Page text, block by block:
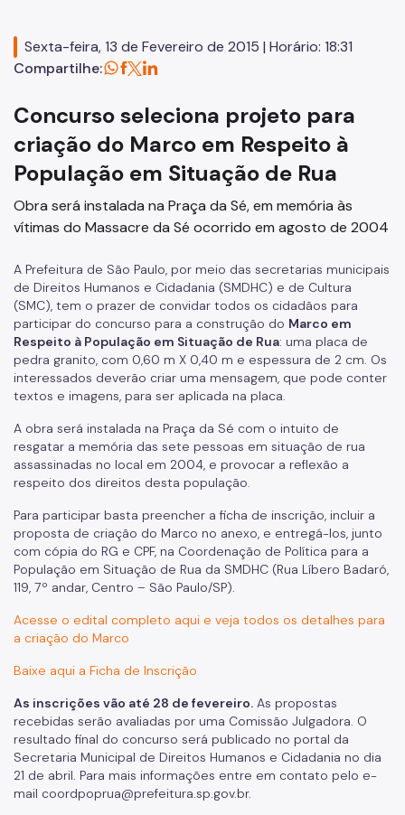
Egressos e Familiares
Imigrantes e Trabalho Decente
Juventude
LGBTI+
Mulheres
Pessoa Idosa
Pessoas Desaparecidas
Políticas sobre Drogas
População em Situação de Rua
Povos Indígenas
Promoção e Defesa dos Direitos Humanos
Parcerias
Fundos Vinculados
Fundo Municipal de Combate à Fome - FUMCAF
Fundo Municipal do Idoso - FMID
Fundo Municipal dos Direitos da Criança e do Adolescente
- FUMCAD
Imprensa
Assessoria de Imprensa
Sexta-feira, 13 de Fevereiro de 2015 | Horário: 18:31
Compartilhe:
Concurso seleciona projeto para
criação do Marco em Respeito à
População em Situação de Rua
Obra será instalada na Praça da Sé, em memória às
vítimas do Massacre da Sé ocorrido em agosto de 2004
A Prefeitura de São Paulo, por meio das secretarias municipais
de Direitos Humanos e Cidadania (SMDHC) e de Cultura
(SMC), tem o prazer de convidar todos os cidadãos para
participar do concurso para a construção do Marco em
Respeito à População em Situação de Rua: uma placa de
pedra granito, com 0,60 m X 0,40 m e espessura de 2 cm. Os
interessados deverão criar uma mensagem, que pode conter
textos e imagens, para ser aplicada na placa.
A obra será instalada na Praça da Sé com o intuito de
resgatar a memória das sete pessoas em situação de rua
assassinadas no local em 2004, e provocar a reflexão a
respeito dos direitos desta população.
Para participar basta preencher a ficha de inscrição, incluir a
proposta de criação do Marco no anexo, e entregá-los, junto
com cópia do RG e CPF, na Coordenação de Política para a
População em Situação de Rua da SMDHC (Rua Líbero Badaró,
119, 7º andar, Centro – São Paulo/SP).
Acesse o edital completo aqui e veja todos os detalhes para
a criação do Marco
Baixe aqui a Ficha de Inscrição
As inscrições vão até 28 de fevereiro. As propostas
recebidas serão avaliadas por uma Comissão Julgadora. O
resultado final do concurso será publicado no portal da
Secretaria Municipal de Direitos Humanos e Cidadania no dia
21 de abril. Para mais informações entre em contato pelo e-
mail coordpoprua@prefeitura.sp.gov.br.